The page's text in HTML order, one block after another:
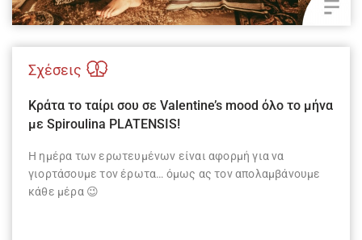
Σχέσεις
Κράτα το ταίρι σου σε Valentine’s mood όλο το μήνα
με Spiroulina PLATENSIS!
Η ημέρα των ερωτευμένων είναι αφορμή για να
γιορτάσουμε τον έρωτα… όμως ας τον απολαμβάνουμε
κάθε μέρα 😉